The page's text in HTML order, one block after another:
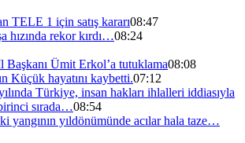
TELE 1 için satış kararı08:47
hızında rekor kırdı…08:24
Başkanı Ümit Erkol’a tutuklama08:08
Küçük hayatını kaybetti.07:12
Türkiye, insan hakları ihlalleri iddiasıyla
sırada…08:54
yangının yıldönümünde acılar hala taze…